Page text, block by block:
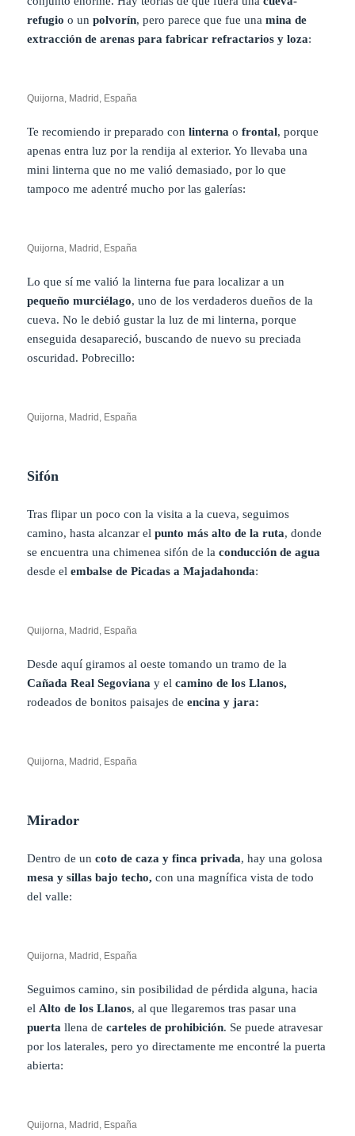
refugioo unpolvorín, pero parece que fue unamina de
extracción de arenas para fabricar refractarios y loza:
Quijorna, Madrid, España
Te recomiendo ir preparado conlinterna ofrontal, porque
apenas entra luz por la rendija al exterior. Yo llevaba una
mini linterna que no me valió demasiado, por lo que
tampoco me adentré mucho por las galerías:
Quijorna, Madrid, España
Lo que sí me valió la linterna fue para localizar a un
pequeño murciélago, uno de los verdaderos dueños de la
cueva. No le debió gustar la luz de mi linterna, porque
enseguida desapareció, buscando de nuevo su preciada
oscuridad. Pobrecillo:
Quijorna, Madrid, España
Sifón
Tras flipar un poco con la visita a la cueva, seguimos
camino, hasta alcanzar elpunto más alto de la ruta, donde
se encuentra una chimenea sifón de laconducción de agua
desde elembalse de Picadas a Majadahonda:
Quijorna, Madrid, España
Desde aquí giramos al oeste tomando un tramo de la
Cañada Real Segoviana y elcamino de los Llanos,
rodeados de bonitos paisajes deencina y jara:
Quijorna, Madrid, España
Mirador
Dentro de uncoto de caza y finca privada, hay una golosa
mesa y sillas bajo techo, con una magnífica vista de todo
del valle:
Quijorna, Madrid, España
Seguimos camino, sin posibilidad de pérdida alguna, hacia
el Alto de los Llanos, al que llegaremos tras pasar una
puerta llena decarteles de prohibición. Se puede atravesar
por los laterales, pero yo directamente me encontré la puerta
abierta:
Quijorna, Madrid, España